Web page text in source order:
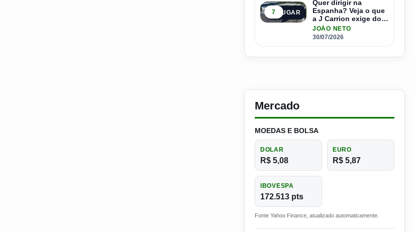
5º LUGAR
7
Quer dirigir na
Espanha? Veja o que
a J Carrion exige dos
brasileiros
JOÃO NETO
30/07/2026
Mercado
MOEDAS E BOLSA
DOLAR
R$ 5,08
EURO
R$ 5,87
IBOVESPA
172.513 pts
Fonte Yahoo Finance, atualizado automaticamente.